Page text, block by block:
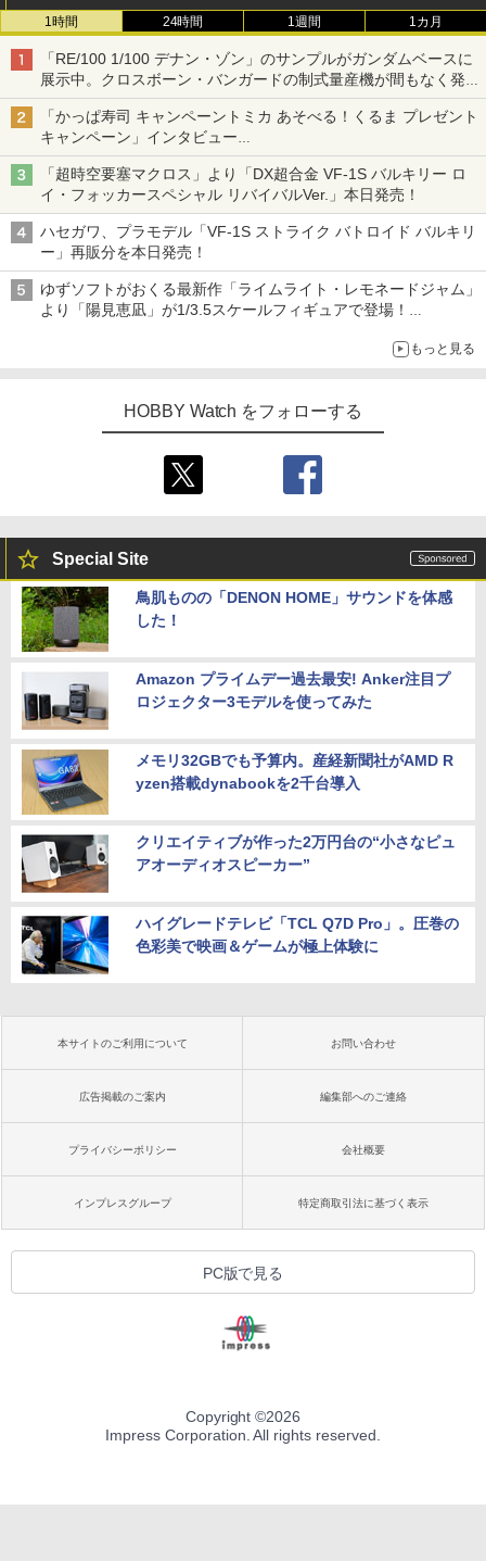
1時間 24時間 1週間 1カ月
「RE/100 1/100 デナン・ゾン」のサンプルがガンダムベースに
展示中。クロスボーン・バンガードの制式量産機が間もなく発送
【ガンダムベース撮り下ろし】
「かっぱ寿司 キャンペーントミカ あそべる！くるま プレゼント
キャンペーン」インタビュー
子どもが楽しめるかっぱ寿司ならではの体験とコラボの楽しさを
追求
「超時空要塞マクロス」より「DX超合金 VF-1S バルキリー ロ
イ・フォッカースペシャル リバイバルVer.」本日発売！
ハセガワ、プラモデル「VF-1S ストライク バトロイド バルキリ
ー」再販分を本日発売！
ゆずソフトがおくる最新作「ライムライト・レモネードジャム」
より「陽見恵凪」が1/3.5スケールフィギュアで登場！
もっと見る
HOBBY Watch をフォローする
Special Site
鳥肌ものの「DENON HOME」サウンドを体感
した！
Amazon プライムデー過去最安! Anker注目プ
ロジェクター3モデルを使ってみた
メモリ32GBでも予算内。産経新聞社がAMD R
yzen搭載dynabookを2千台導入
クリエイティブが作った2万円台の“小さなピュ
アオーディオスピーカー”
ハイグレードテレビ「TCL Q7D Pro」。圧巻の
色彩美で映画＆ゲームが極上体験に
本サイトのご利用について お問い合わせ
広告掲載のご案内 編集部へのご連絡
プライバシーポリシー 会社概要
インプレスグループ 特定商取引法に基づく表示
PC版で見る
Copyright ©2026
Impress Corporation. All rights reserved.